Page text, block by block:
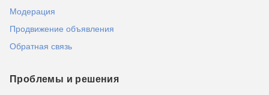
Модерация
Продвижение объявления
Обратная связь
Проблемы и решения